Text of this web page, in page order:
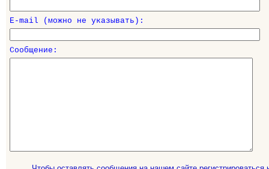
E-mail (можно не указывать):
Сообщение: